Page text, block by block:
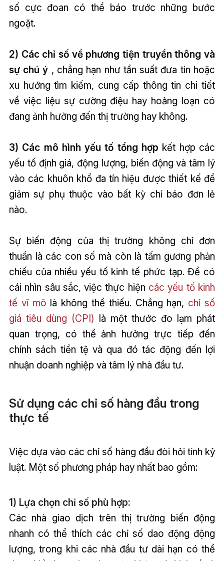
số cực đoan có thể báo trước những bước
ngoặt.
2) Các chỉ số về phương tiện truyền thông và
sự chú ý , chẳng hạn như tần suất đưa tin hoặc
xu hướng tìm kiếm, cung cấp thông tin chi tiết
về việc liệu sự cường điệu hay hoảng loạn có
đang ảnh hưởng đến thị trường hay không.
3) Các mô hình yếu tố tổng hợp kết hợp các
yếu tố định giá, động lượng, biến động và tâm lý
vào các khuôn khổ đa tín hiệu được thiết kế để
giảm sự phụ thuộc vào bất kỳ chỉ báo đơn lẻ
nào.
Sự biến động của thị trường không chỉ đơn
thuần là các con số mà còn là tấm gương phản
chiếu của nhiều yếu tố kinh tế phức tạp. Để có
cái nhìn sâu sắc, việc thực hiện các yếu tố kinh
tế vĩ mô là không thể thiếu. Chẳng hạn, chỉ số
giá tiêu dùng (CPI) là một thước đo lạm phát
quan trọng, có thể ảnh hưởng trực tiếp đến
chính sách tiền tệ và qua đó tác động đến lợi
nhuận doanh nghiệp và tâm lý nhà đầu tư.
Sử dụng các chỉ số hàng đầu trong
thực tế
Việc dựa vào các chỉ số hàng đầu đòi hỏi tính kỷ
luật. Một số phương pháp hay nhất bao gồm:
1) Lựa chọn chỉ số phù hợp:
Các nhà giao dịch trên thị trường biến động
nhanh có thể thích các chỉ số dao động động
lượng, trong khi các nhà đầu tư dài hạn có thể